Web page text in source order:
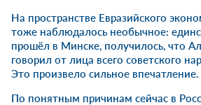
На пространстве Евразийского
тоже наблюдалось необычное:
прошёл в Минске, получилось, что
говорил от лица всего советского
Это произвело сильное впечатление.
По понятным причинам сейчас в